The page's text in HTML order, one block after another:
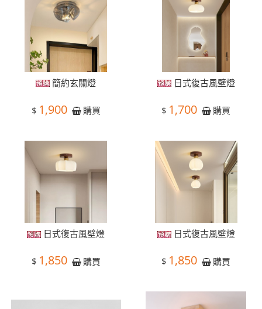
簡約玄關燈
$ 1,900 購買
日式復古風壁燈
$ 1,700 購買
日式復古風壁燈
$ 1,850 購買
日式復古風壁燈
$ 1,850 購買